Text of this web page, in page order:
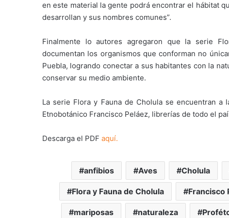
en este material la gente podrá encontrar el hábitat
desarrollan y sus nombres comunes”.
Finalmente lo autores agregaron que la serie
documentan los organismos que conforman no
Puebla, logrando conectar a sus habitantes con la
conservar su medio ambiente.
La serie Flora y Fauna de Cholula se encuentran
Etnobotánico Francisco Peláez, librerías de todo el
Descarga el PDF aquí.
anfibios Aves Cholula
Flora y Fauna de Cholula Francisco
mariposas naturaleza